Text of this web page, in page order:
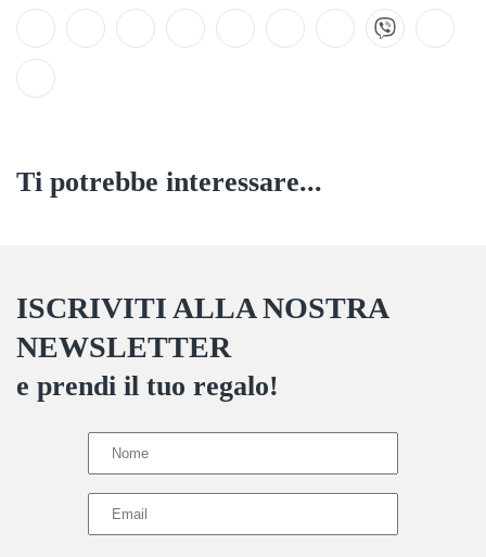
Ti potrebbe interessare...
ISCRIVITI ALLA NOSTRA
NEWSLETTER
e prendi il tuo regalo!